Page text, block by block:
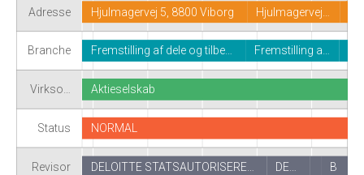
Adresse
Branche
Virkso…
Status
Revisor
Hjulmagervej 5, 8800 Viborg Hjulmagervej…
Fremstilling af dele og tilbe… Fremstilling a…
Aktieselskab
NORMAL
DELOITTE STATSAUTORISERE… B
DE…